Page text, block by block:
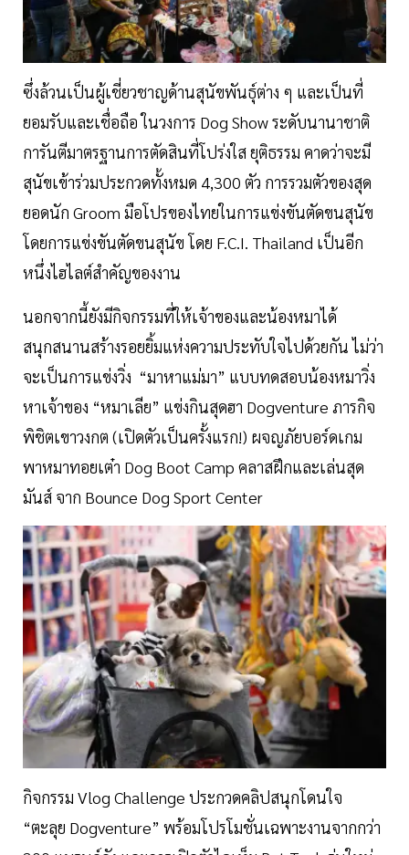
ซึ่งล้วนเป็นผู้เชี่ยวชาญด้านสุนัขพันธุ์ต่าง ๆ และเป็นที่
ยอมรับและเชื่อถือ ในวงการ Dog Show ระดับนานาชาติ
การันตีมาตรฐานการตัดสินที่โปร่งใส ยุติธรรม คาดว่าจะมี
สุนัขเข้าร่วมประกวดทั้งหมด 4,300 ตัว การรวมตัวของสุด
ยอดนัก Groom มือโปรของไทยในการแข่งขันตัดขนสุนัข
โดยการแข่งขันตัดขนสุนัข โดย F.C.I. Thailand เป็นอีก
หนึ่งไฮไลต์สำคัญของงาน
นอกจากนี้ยังมีกิจกรรมที่ให้เจ้าของและน้องหมาได้
สนุกสนานสร้างรอยยิ้มแห่งความประทับใจไปด้วยกัน ไม่ว่า
จะเป็นการแข่งวิ่ง “มาหาแม่มา” แบบทดสอบน้องหมาวิ่ง
หาเจ้าของ “หมาเลีย” แข่งกินสุดฮา Dogventure ภารกิจ
พิชิตเขาวงกต (เปิดตัวเป็นครั้งแรก!) ผจญภัยบอร์ดเกม
พาหมาทอยเต๋า Dog Boot Camp คลาสฝึกและเล่นสุด
มันส์ จาก Bounce Dog Sport Center
กิจกรรม Vlog Challenge ประกวดคลิปสนุกโดนใจ
“ตะลุย Dogventure” พร้อมโปรโมชั่นเฉพาะงานจากกว่า